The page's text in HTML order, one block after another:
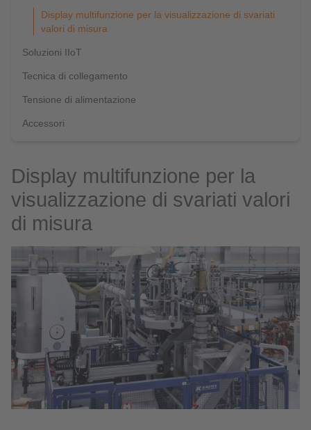
Display multifunzione per la visualizzazione di svariati
valori di misura
Soluzioni IIoT
Tecnica di collegamento
Tensione di alimentazione
Accessori
Display multifunzione per la
visualizzazione di svariati valori
di misura